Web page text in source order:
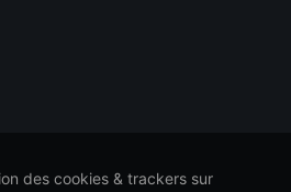
des cookies & trackers sur